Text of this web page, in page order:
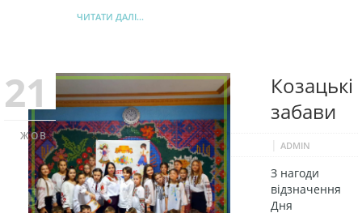
ЧИТАТИ ДАЛІ...
21
ЖОВ
Козацькі
забави
ADMIN
З нагоди
відзначення
Дня